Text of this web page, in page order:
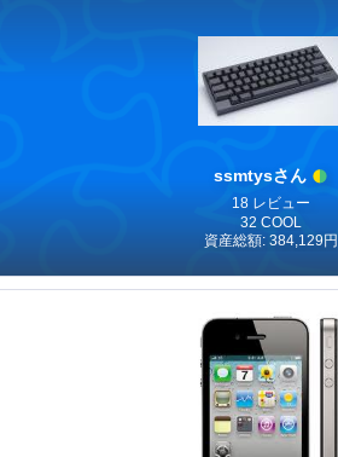
ssmtysさん
18 レビュー
32 COOL
資産総額: 384,129円